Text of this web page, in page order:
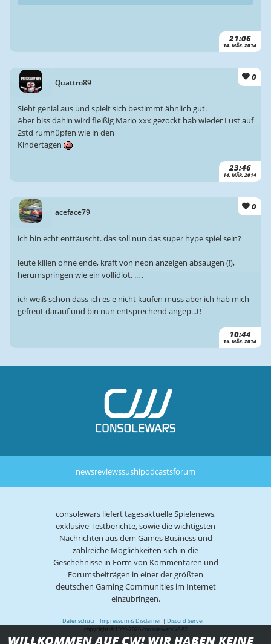
21:06
14. MÄR. 2014
Quattro89
0
23:46
14. MÄR. 2014
Sieht genial aus und spielt sich bestimmt ähnlich gut.
Aber biss dahin wird fleißig Mario xxx gezockt hab wieder Lust auf
2std rumhüpfen wie in den
Kindertagen
aceface79
0
10:44
15. MÄR. 2014
ich bin echt enttäuscht. das soll nun das super hype spiel sein?
leute killen ohne ende, kraft von neon anzeigen absaugen (!),
herumspringen wie ein vollidiot, ... .
ich weiß schon dass ich es e nicht kaufen muss aber ich hab mich
gefreut darauf und bin nun entsprechend angep...t!
newsreviewssushipodcastsforum
consolewars liefert tagesaktuelle Spielenews,
exklusive Testberichte, sowie die wichtigsten
Nachrichten aus dem Games Business und
zahlreiche Möglichkeiten sich in die
Geschehnisse in Form von Kommentaren und
Forumsbeiträgen in einer der größten
deutschen Gaming Communities im Internet
einzubringen.
Datenschutz | Impressum & Disclaimer | Discord Server |
copyright © 1999-2026 consolewars V2.82
WILLKOMMEN AUF CW! WIR HABEN KEINE